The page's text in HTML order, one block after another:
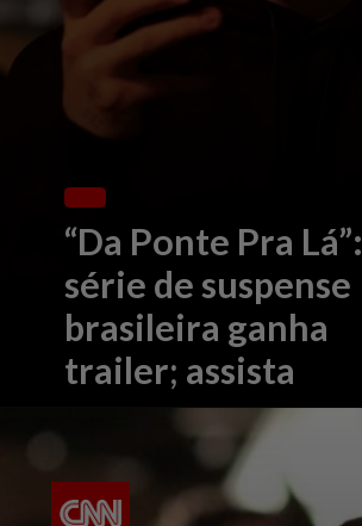
“Da Ponte Pra Lá”:
série de suspense
brasileira ganha
trailer; assista